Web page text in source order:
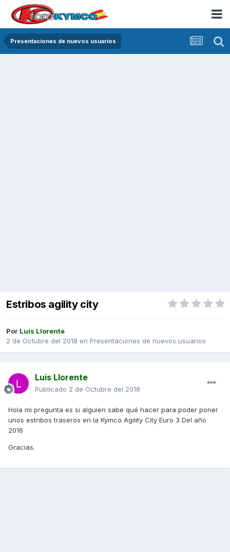
Presentaciones de nuevos usuarios
Estribos agility city
Por Luis Llorente
2 de Octubre del 2018 en Presentaciones de nuevos usuarios
Luis Llorente
Publicado 2 de Octubre del 2018
Hola mi pregunta es si alguien sabe qué hacer para poder poner
unos estribos traseros en la Kymco Agility City Euro 3 Del año
2016
Gracias.